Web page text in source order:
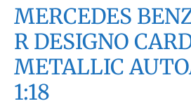
MERCEDES
R DESIGNO
METALLIC
1:18